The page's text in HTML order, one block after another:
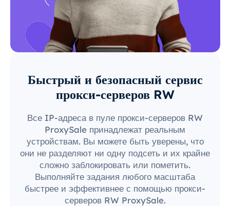
Быстрый и безопасный сервис
прокси-серверов RW
Все IP-адреса в пуле прокси-серверов RW
ProxySale принадлежат реальным
устройствам. Вы можете быть уверены, что
они не разделяют ни одну подсеть и их крайне
сложно заблокировать или пометить.
Выполняйте задания любого масштаба
быстрее и эффективнее с помощью прокси-
серверов RW ProxySale.